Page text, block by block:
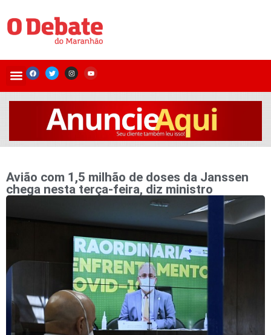
Avião com 1,5 milhão de doses da Janssen
chega nesta terça-feira, diz ministro